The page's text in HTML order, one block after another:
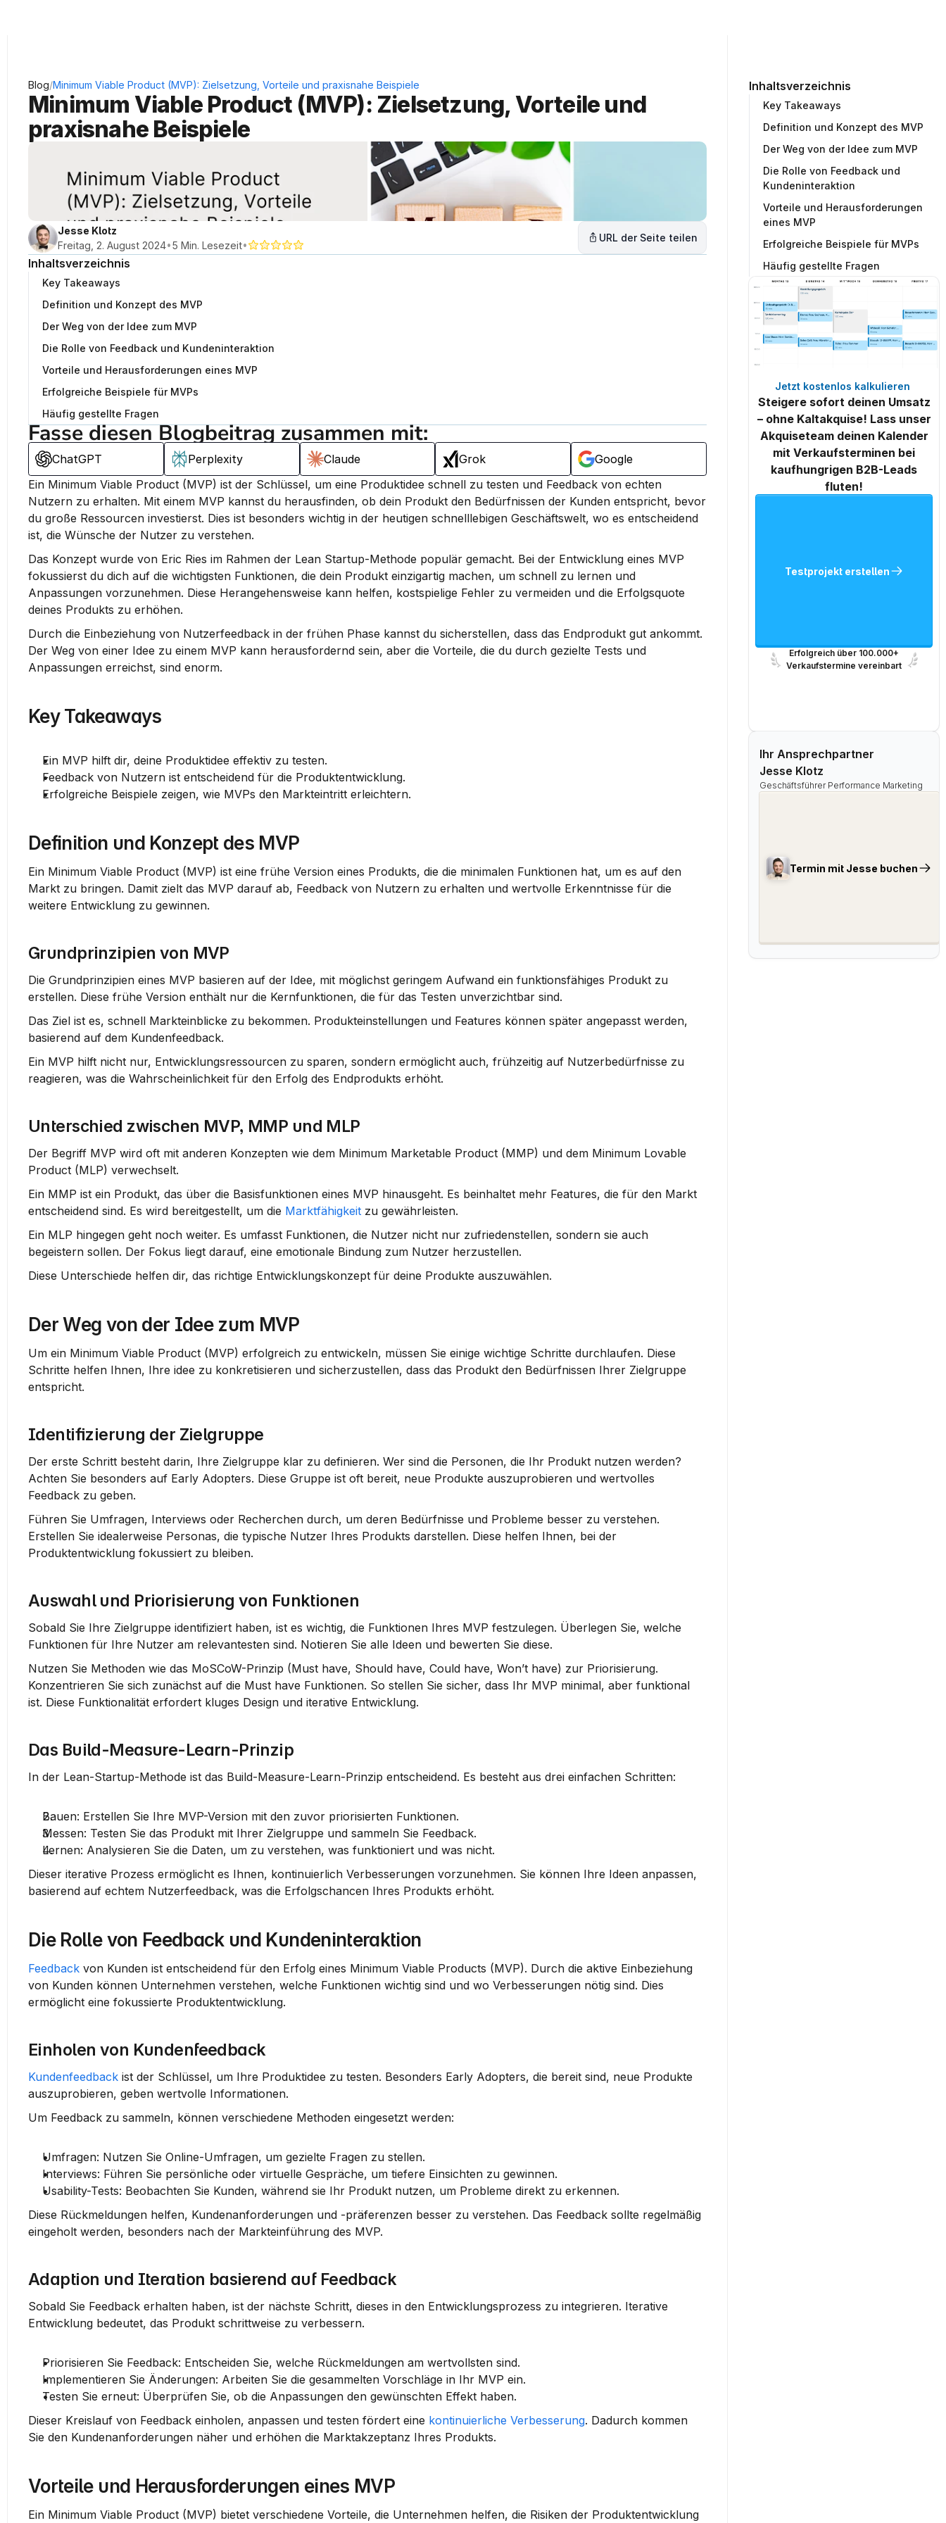
Inhaltsverzeichnis
Key Takeaways
Definition und Konzept des MVP
Der Weg von der Idee zum MVP
Die Rolle von Feedback und
Kundeninteraktion
Vorteile und Herausforderungen
eines MVP
Erfolgreiche Beispiele für MVPs
Häufig gestellte Fragen
Jetzt kostenlos kalkulieren
Steigere sofort deinen Umsatz
– ohne Kaltakquise! Lass unser
Akquiseteam deinen Kalender
mit Verkaufsterminen bei
kaufhungrigen B2B-Leads
fluten!
Testprojekt erstellen
Erfolgreich über 100.000+
Verkaufstermine vereinbart
Ihr Ansprechpartner
Jesse Klotz
Geschäftsführer Performance Marketing
Termin mit Jesse buchen
Blog/Minimum Viable Product (MVP): Zielsetzung, Vorteile und praxisnahe Beispiele
Minimum Viable Product (MVP): Zielsetzung, Vorteile und
praxisnahe Beispiele
Jesse Klotz
Freitag, 2. August 2024•5 Min. Lesezeit•
URL der Seite teilen
Inhaltsverzeichnis
Key Takeaways
Definition und Konzept des MVP
Der Weg von der Idee zum MVP
Die Rolle von Feedback und Kundeninteraktion
Vorteile und Herausforderungen eines MVP
Erfolgreiche Beispiele für MVPs
Häufig gestellte Fragen
Fasse diesen Blogbeitrag zusammen mit:
ChatGPT Perplexity Claude Grok
Google
Ein Minimum Viable Product (MVP) ist der Schlüssel, um eine Produktidee schnell zu testen und Feedback von echten
Nutzern zu erhalten. Mit einem MVP kannst du herausfinden, ob dein Produkt den Bedürfnissen der Kunden entspricht, bevor
du große Ressourcen investierst. Dies ist besonders wichtig in der heutigen schnelllebigen Geschäftswelt, wo es entscheidend
ist, die Wünsche der Nutzer zu verstehen.
Das Konzept wurde von Eric Ries im Rahmen der Lean Startup-Methode populär gemacht. Bei der Entwicklung eines MVP
fokussierst du dich auf die wichtigsten Funktionen, die dein Produkt einzigartig machen, um schnell zu lernen und
Anpassungen vorzunehmen. Diese Herangehensweise kann helfen, kostspielige Fehler zu vermeiden und die Erfolgsquote
deines Produkts zu erhöhen.
Durch die Einbeziehung von Nutzerfeedback in der frühen Phase kannst du sicherstellen, dass das Endprodukt gut ankommt.
Der Weg von einer Idee zu einem MVP kann herausfordernd sein, aber die Vorteile, die du durch gezielte Tests und
Anpassungen erreichst, sind enorm.
Key Takeaways
Ein MVP hilft dir, deine Produktidee effektiv zu testen.
Feedback von Nutzern ist entscheidend für die Produktentwicklung.
Erfolgreiche Beispiele zeigen, wie MVPs den Markteintritt erleichtern.
Definition und Konzept des MVP
Ein Minimum Viable Product (MVP) ist eine frühe Version eines Produkts, die die minimalen Funktionen hat, um es auf den
Markt zu bringen. Damit zielt das MVP darauf ab, Feedback von Nutzern zu erhalten und wertvolle Erkenntnisse für die
weitere Entwicklung zu gewinnen.
Grundprinzipien von MVP
Die Grundprinzipien eines MVP basieren auf der Idee, mit möglichst geringem Aufwand ein funktionsfähiges Produkt zu
erstellen. Diese frühe Version enthält nur die Kernfunktionen, die für das Testen unverzichtbar sind.
Das Ziel ist es, schnell Markteinblicke zu bekommen. Produkteinstellungen und Features können später angepasst werden,
basierend auf dem Kundenfeedback.
Ein MVP hilft nicht nur, Entwicklungsressourcen zu sparen, sondern ermöglicht auch, frühzeitig auf Nutzerbedürfnisse zu
reagieren, was die Wahrscheinlichkeit für den Erfolg des Endprodukts erhöht.
Unterschied zwischen MVP, MMP und MLP
Der Begriff MVP wird oft mit anderen Konzepten wie dem Minimum Marketable Product (MMP) und dem Minimum Lovable
Product (MLP) verwechselt.
Ein MMP ist ein Produkt, das über die Basisfunktionen eines MVP hinausgeht. Es beinhaltet mehr Features, die für den Markt
entscheidend sind. Es wird bereitgestellt, um die Marktfähigkeit zu gewährleisten.
Ein MLP hingegen geht noch weiter. Es umfasst Funktionen, die Nutzer nicht nur zufriedenstellen, sondern sie auch
begeistern sollen. Der Fokus liegt darauf, eine emotionale Bindung zum Nutzer herzustellen.
Diese Unterschiede helfen dir, das richtige Entwicklungskonzept für deine Produkte auszuwählen.
Der Weg von der Idee zum MVP
Um ein Minimum Viable Product (MVP) erfolgreich zu entwickeln, müssen Sie einige wichtige Schritte durchlaufen. Diese
Schritte helfen Ihnen, Ihre idee zu konkretisieren und sicherzustellen, dass das Produkt den Bedürfnissen Ihrer Zielgruppe
entspricht.
Identifizierung der Zielgruppe
Der erste Schritt besteht darin, Ihre Zielgruppe klar zu definieren. Wer sind die Personen, die Ihr Produkt nutzen werden?
Achten Sie besonders auf Early Adopters. Diese Gruppe ist oft bereit, neue Produkte auszuprobieren und wertvolles
Feedback zu geben.
Führen Sie Umfragen, Interviews oder Recherchen durch, um deren Bedürfnisse und Probleme besser zu verstehen.
Erstellen Sie idealerweise Personas, die typische Nutzer Ihres Produkts darstellen. Diese helfen Ihnen, bei der
Produktentwicklung fokussiert zu bleiben.
Auswahl und Priorisierung von Funktionen
Sobald Sie Ihre Zielgruppe identifiziert haben, ist es wichtig, die Funktionen Ihres MVP festzulegen. Überlegen Sie, welche
Funktionen für Ihre Nutzer am relevantesten sind. Notieren Sie alle Ideen und bewerten Sie diese.
Nutzen Sie Methoden wie das MoSCoW-Prinzip (Must have, Should have, Could have, Won’t have) zur Priorisierung.
Konzentrieren Sie sich zunächst auf die Must have Funktionen. So stellen Sie sicher, dass Ihr MVP minimal, aber funktional
ist. Diese Funktionalität erfordert kluges Design und iterative Entwicklung.
Das Build-Measure-Learn-Prinzip
In der Lean-Startup-Methode ist das Build-Measure-Learn-Prinzip entscheidend. Es besteht aus drei einfachen Schritten:
Bauen: Erstellen Sie Ihre MVP-Version mit den zuvor priorisierten Funktionen.
Messen: Testen Sie das Produkt mit Ihrer Zielgruppe und sammeln Sie Feedback.
Lernen: Analysieren Sie die Daten, um zu verstehen, was funktioniert und was nicht.
Dieser iterative Prozess ermöglicht es Ihnen, kontinuierlich Verbesserungen vorzunehmen. Sie können Ihre Ideen anpassen,
basierend auf echtem Nutzerfeedback, was die Erfolgschancen Ihres Produkts erhöht.
Die Rolle von Feedback und Kundeninteraktion
Feedback von Kunden ist entscheidend für den Erfolg eines Minimum Viable Products (MVP). Durch die aktive Einbeziehung
von Kunden können Unternehmen verstehen, welche Funktionen wichtig sind und wo Verbesserungen nötig sind. Dies
ermöglicht eine fokussierte Produktentwicklung.
Einholen von Kundenfeedback
Kundenfeedback ist der Schlüssel, um Ihre Produktidee zu testen. Besonders Early Adopters, die bereit sind, neue Produkte
auszuprobieren, geben wertvolle Informationen.
Um Feedback zu sammeln, können verschiedene Methoden eingesetzt werden:
Umfragen: Nutzen Sie Online-Umfragen, um gezielte Fragen zu stellen.
Interviews: Führen Sie persönliche oder virtuelle Gespräche, um tiefere Einsichten zu gewinnen.
Usability-Tests: Beobachten Sie Kunden, während sie Ihr Produkt nutzen, um Probleme direkt zu erkennen.
Diese Rückmeldungen helfen, Kundenanforderungen und -präferenzen besser zu verstehen. Das Feedback sollte regelmäßig
eingeholt werden, besonders nach der Markteinführung des MVP.
Adaption und Iteration basierend auf Feedback
Sobald Sie Feedback erhalten haben, ist der nächste Schritt, dieses in den Entwicklungsprozess zu integrieren. Iterative
Entwicklung bedeutet, das Produkt schrittweise zu verbessern.
Priorisieren Sie Feedback: Entscheiden Sie, welche Rückmeldungen am wertvollsten sind.
Implementieren Sie Änderungen: Arbeiten Sie die gesammelten Vorschläge in Ihr MVP ein.
Testen Sie erneut: Überprüfen Sie, ob die Anpassungen den gewünschten Effekt haben.
Dieser Kreislauf von Feedback einholen, anpassen und testen fördert eine kontinuierliche Verbesserung. Dadurch kommen
Sie den Kundenanforderungen näher und erhöhen die Marktakzeptanz Ihres Produkts.
Vorteile und Herausforderungen eines MVP
Ein Minimum Viable Product (MVP) bietet verschiedene Vorteile, die Unternehmen helfen, die Risiken der Produktentwicklung